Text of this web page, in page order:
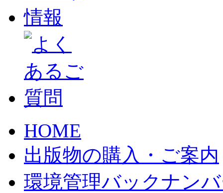
HOME
出版物の購入・ご案内
環境管理バックナン